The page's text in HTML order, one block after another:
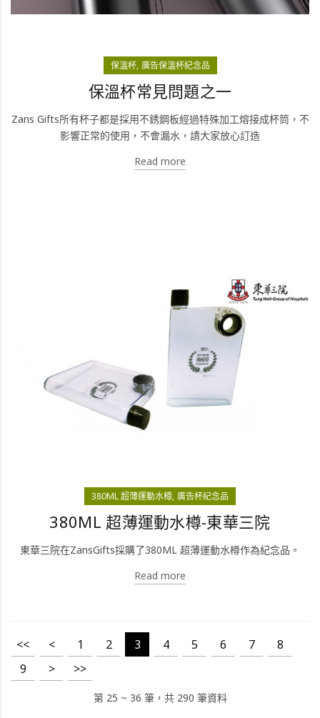
保溫杯 廣告保溫杯紀念品
保溫杯常見問題之一
Zans Gifts所有杯子都是採用不銹鋼板經過特殊加工熔接成杯筒，不
影響正常的使用，不會漏水，請大家放心訂造
Read more
380ML 超薄運動水樽 廣告杯紀念品
380ML 超薄運動水樽-東華三院
東華三院在ZansGifts採購了380ML 超薄運動水樽作為紀念品。
Read more
<< < 1 2 3 4 5 6 7
8
9
> >>
第 25 ~ 36 筆，共 290 筆資料